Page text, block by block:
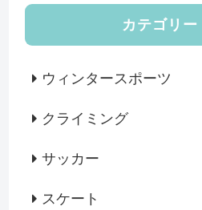
カテゴリー
ウィンタースポーツ
クライミング
サッカー
スケート